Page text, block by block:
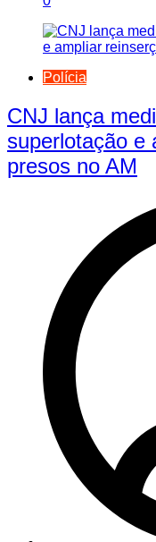
Polícia
CNJ lança
superlotação e
presos no AM